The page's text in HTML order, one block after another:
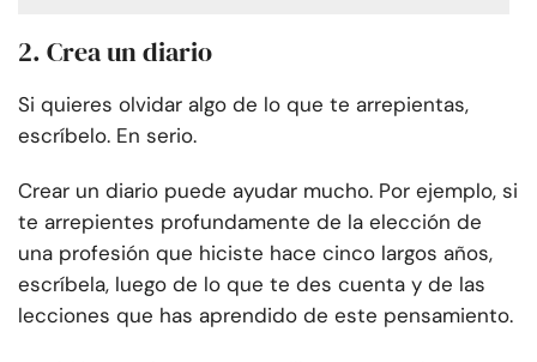
2. Crea un diario
Si quieres olvidar algo de lo que te arrepientas,
escríbelo. En serio.
Crear un diario puede ayudar mucho. Por ejemplo, si
te arrepientes profundamente de la elección de
una profesión que hiciste hace cinco largos años,
escríbela, luego de lo que te des cuenta y de las
lecciones que has aprendido de este pensamiento.